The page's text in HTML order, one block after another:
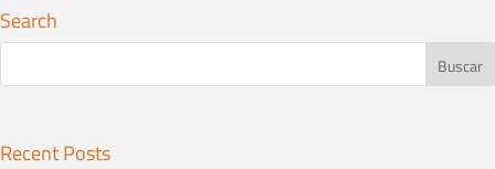
Search
Recent Posts